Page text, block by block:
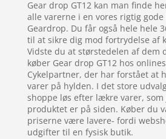
Gear drop GT12 kan man finde
alle varerne i en vores rigtig
Geardrop. Du får også hele hele
til at sikre dig mod fortrydelse af
Vidste du at størstedelen af dem
køber Gear drop GT12 hos
Cykelpartner, der har forstået at
varer på hylden. I det store
shoppe løs efter lækre varer,
produktet er på siden. Køber du
priserne være lavere- fordi
udgifter til en fysisk butik.